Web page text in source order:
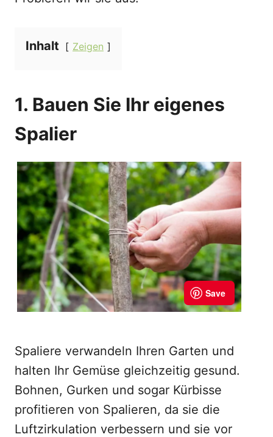
Inhalt Zeigen
1. Bauen Sie Ihr eigenes
Spalier
Spaliere verwandeln Ihren Garten und
halten Ihr Gemüse gleichzeitig gesund.
Bohnen, Gurken und sogar Kürbisse
profitieren von Spalieren, da sie die
Luftzirkulation verbessern und sie vor